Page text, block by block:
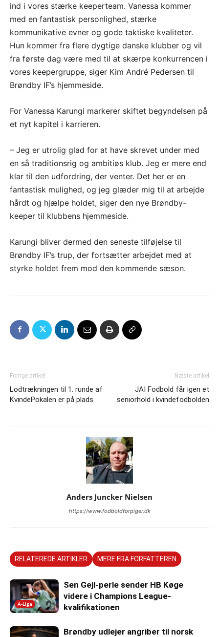
ind i vores stærke keeperteam. Vanessa kommer
med en fantastisk personlighed, stærke
kommunikative evner og gode taktiske kvaliteter.
Hun kommer fra flere dygtige danske klubber og vil
fra første dag være med til at skærpe konkurrencen i
vores keepergruppe, siger Kim André Pedersen til
Brøndby IF’s hjemmeside.
For Vanessa Karungi markerer skiftet begyndelsen på
et nyt kapitel i karrieren.
– Jeg er utrolig glad for at have skrevet under med
en så traditionsrig og ambitiøs klub. Jeg er mere end
klar til den udfordring, der venter. Det her er en
fantastisk mulighed, og jeg glæder mig til at arbejde
hårdt og hjælpe holdet, siger den nye Brøndby-
keeper til klubbens hjemmeside.
Karungi bliver dermed den seneste tilføjelse til
Brøndby IF’s trup, der fortsætter arbejdet med at
styrke holdet frem mod den kommende sæson.
Forrige artikel
Lodtrækningen til 1. runde af
KvindePokalen er på plads
Næste artikel
JAI Fodbold får igen et
seniorhold i kvindefodbolden
Anders Juncker Nielsen
https://www.fodboldforpiger.dk
RELATEREDE ARTIKLER MERE FRA FORFATTEREN
A-Liga
Sen Gejl-perle sender HB Køge
videre i Champions League-
kvalifikationen
Brøndby udlejer angriber til norsk